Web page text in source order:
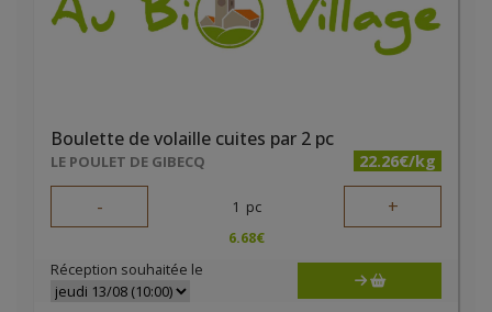
Boulette de volaille cuites par 2 pc
LE POULET DE GIBECQ 22.26€/kg
- 1 pc +
6.68€
Réception souhaitée le